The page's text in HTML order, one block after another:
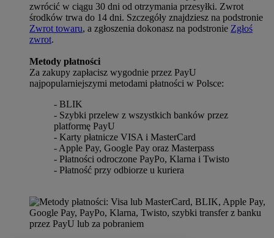
zwrócić w ciągu 30 dni od otrzymania przesyłki. Zwrot
środków trwa do 14 dni. Szczegóły znajdziesz na podstronie
Zwrot towaru, a zgłoszenia dokonasz na podstronie Zgłoś
zwrot.
Metody płatności
Za zakupy zapłacisz wygodnie przez PayU
najpopularniejszymi metodami płatności w Polsce:
- BLIK
- Szybki przelew z wszystkich banków przez
platformę PayU
- Karty płatnicze VISA i MasterCard
- Apple Pay, Google Pay oraz Masterpass
- Płatności odroczone PayPo, Klarna i Twisto
- Płatność przy odbiorze u kuriera